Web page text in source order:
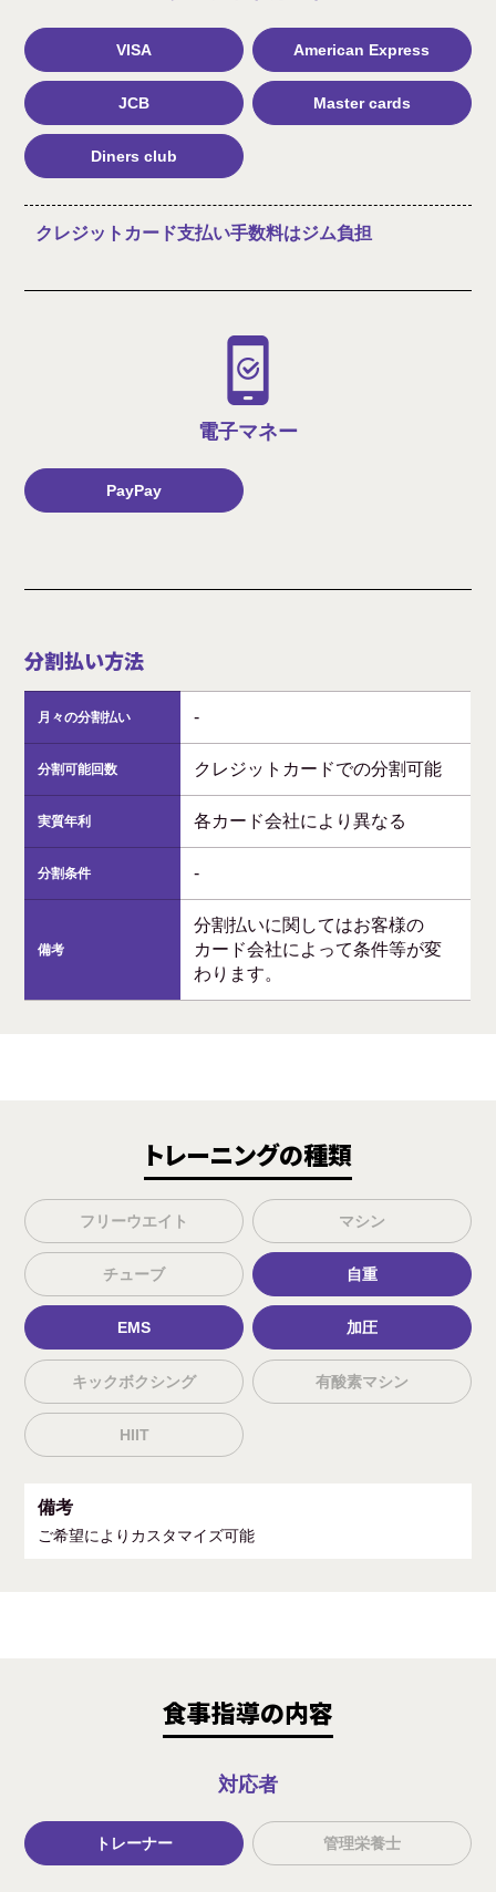
VISA American Express
JCB Master cards
Diners club
クレジットカード支払い手数料はジム負担
電子マネー
PayPay
分割払い方法
月々の分割払い -
分割可能回数 クレジットカードでの分割可能
実質年利 各カード会社により異なる
分割条件 -
備考
分割払いに関してはお客様の
カード会社によって条件等が変
わります。
トレーニングの種類
フリーウエイト マシン
チューブ 自重
EMS 加圧
キックボクシング 有酸素マシン
HIIT
備考
ご希望によりカスタマイズ可能
食事指導の内容
対応者
トレーナー 管理栄養士